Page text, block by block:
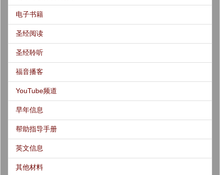
电子书籍
圣经阅读
圣经聆听
福音播客
YouTube频道
早年信息
帮助指导手册
英文信息
其他材料